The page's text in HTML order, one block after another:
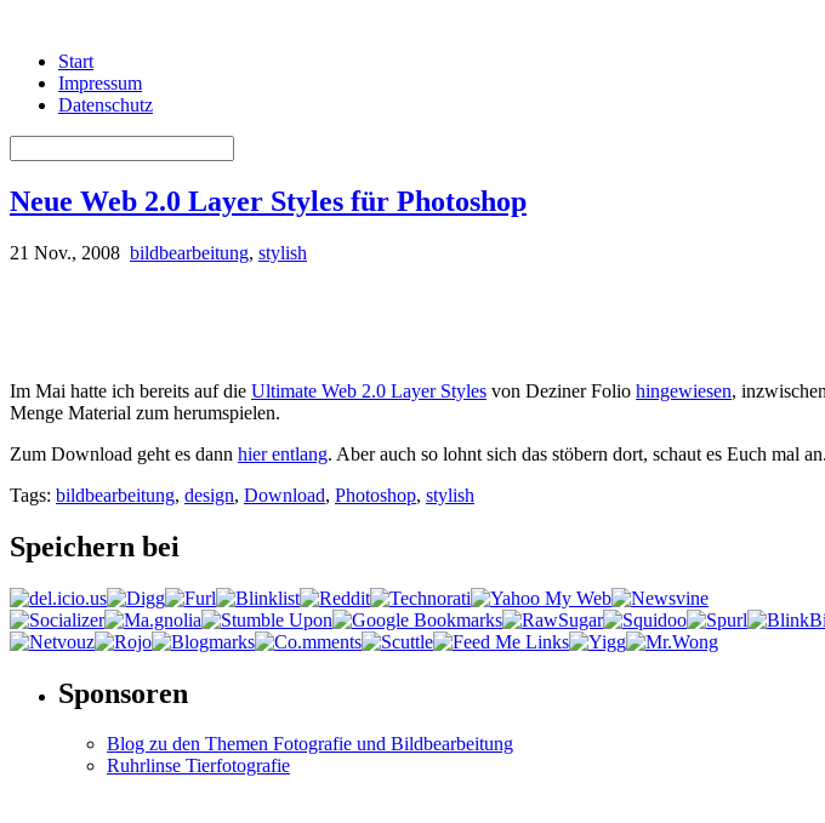
Start
Impressum
Datenschutz
Neue Web 2.0 Layer Styles für Photoshop
21 Nov., 2008 bildbearbeitung, stylish
Im Mai hatte ich bereits auf die Ultimate Web 2.0 Layer Styles von Deziner Folio hingewiesen,
Menge Material zum herumspielen.
Zum Download geht es dann hier entlang. Aber auch so lohnt sich das stöbern dort, schaut es Euch mal an.
Tags: bildbearbeitung, design, Download, Photoshop, stylish
Speichern bei
Sponsoren
Blog zu den Themen Fotografie und Bildbearbeitung
Ruhrlinse Tierfotografie